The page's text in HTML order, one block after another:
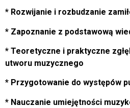
* Rozwijanie i rozbudzanie
* Zapoznanie z podstawową
* Teoretyczne i praktyczne
utworu muzycznego
* Przygotowanie do występów
* Nauczanie umiejętności